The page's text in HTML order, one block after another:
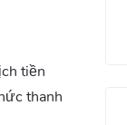
quản lý
tiền
thanh